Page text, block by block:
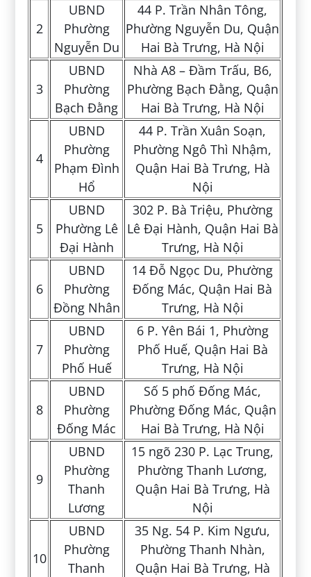
2
UBND
Phường
Nguyễn Du
44 P. Trần Nhân Tông,
Phường Nguyễn Du, Quận
Hai Bà Trưng, Hà Nội
3
UBND
Phường
Bạch Đằng
Nhà A8 – Đầm Trấu, B6,
Phường Bạch Đằng, Quận
Hai Bà Trưng, Hà Nội
4
UBND
Phường
Phạm Đình
Hổ
44 P. Trần Xuân Soạn,
Phường Ngô Thì Nhậm,
Quận Hai Bà Trưng, Hà
Nội
5
UBND
Phường Lê
Đại Hành
302 P. Bà Triệu, Phường
Lê Đại Hành, Quận Hai Bà
Trưng, Hà Nội
6
UBND
Phường
Đồng Nhân
14 Đỗ Ngọc Du, Phường
Đống Mác, Quận Hai Bà
Trưng, Hà Nội
7
UBND
Phường
Phố Huế
6 P. Yên Bái 1, Phường
Phố Huế, Quận Hai Bà
Trưng, Hà Nội
8
UBND
Phường
Đống Mác
Số 5 phố Đống Mác,
Phường Đống Mác, Quận
Hai Bà Trưng, Hà Nội
9
UBND
Phường
Thanh
Lương
15 ngõ 230 P. Lạc Trung,
Phường Thanh Lương,
Quận Hai Bà Trưng, Hà
Nội
10
UBND
Phường
Thanh
35 Ng. 54 P. Kim Ngưu,
Phường Thanh Nhàn,
Quận Hai Bà Trưng, Hà